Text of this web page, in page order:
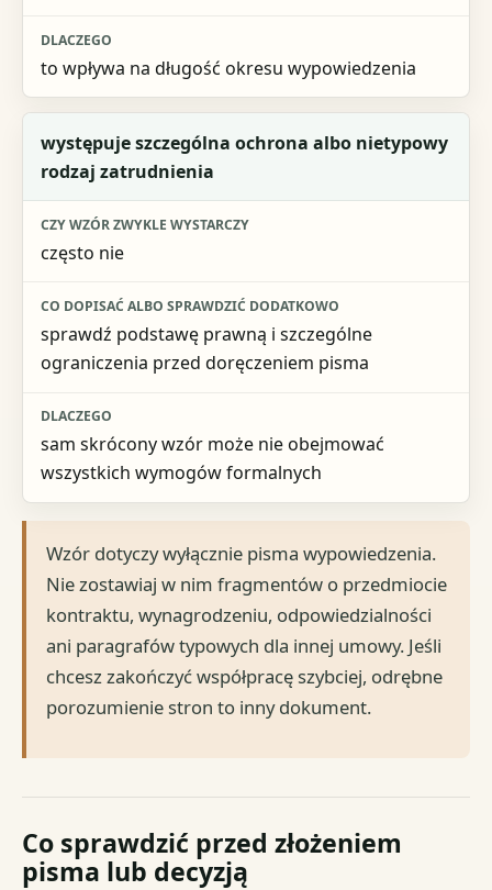
to wpływa na długość okresu wypowiedzenia
występuje szczególna ochrona albo nietypowy
rodzaj zatrudnienia
często nie
sprawdź podstawę prawną i szczególne
ograniczenia przed doręczeniem pisma
sam skrócony wzór może nie obejmować
wszystkich wymogów formalnych
Wzór dotyczy wyłącznie pisma wypowiedzenia.
Nie zostawiaj w nim fragmentów o przedmiocie
kontraktu, wynagrodzeniu, odpowiedzialności
ani paragrafów typowych dla innej umowy. Jeśli
chcesz zakończyć współpracę szybciej, odrębne
porozumienie stron to inny dokument.
Co sprawdzić przed złożeniem
pisma lub decyzją